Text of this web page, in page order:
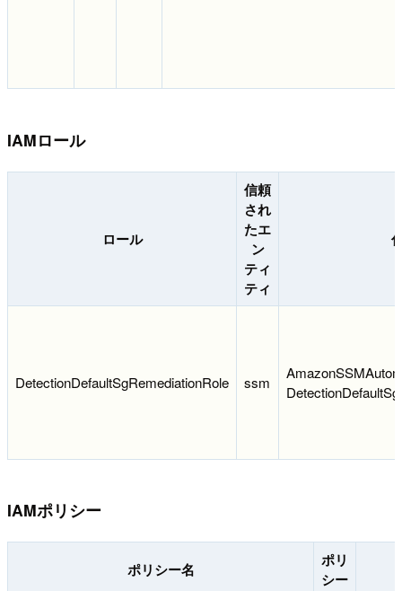
IAMロール
ロール
信頼
され
たエ
ン
ティ
ティ
DetectionDefaultSgRemediationRole ssm
IAMポリシー
ポリシー名
ポリ
シー